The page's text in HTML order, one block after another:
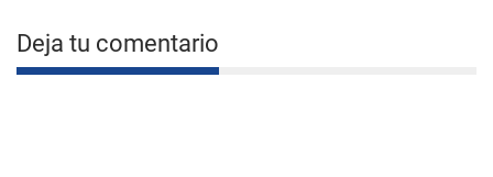
Deja tu comentario